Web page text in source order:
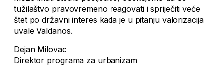
tužilaštvo pravovremeno reagovati i spriječiti veće
štet po državni interes kada je u pitanju valorizacija
uvale Valdanos.
Dejan Milovac
Direktor programa za urbanizam